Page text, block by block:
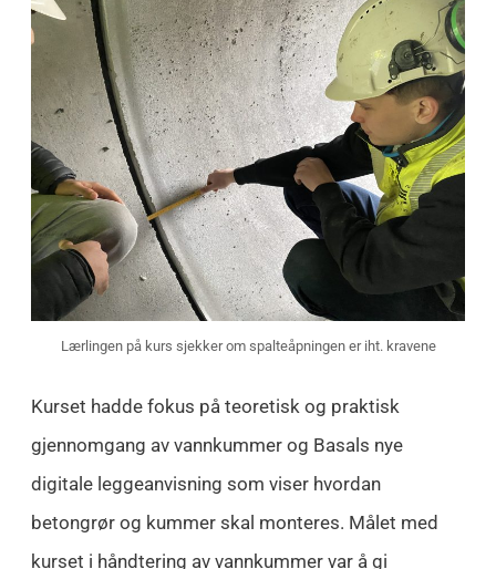
Lærlingen på kurs sjekker om spalteåpningen er iht. kravene
Kurset hadde fokus på teoretisk og praktisk
gjennomgang av vannkummer og Basals nye
digitale leggeanvisning som viser hvordan
betongrør og kummer skal monteres. Målet med
kurset i håndtering av vannkummer var å gi